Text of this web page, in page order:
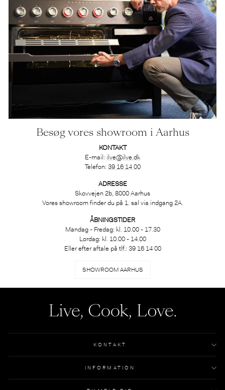
Besøg vores showroom i Aarhus
KONTAKT
E-mail: ilve@ilve.dk
Telefon: 39 16 14 00
ADRESSE
Skovvejen 2b, 8000 Aarhus
Vores showroom finder du på 1. sal via indgang 2A.
ÅBNINGSTIDER
Mandag - Fredag: kl. 10.00 - 17.30
Lørdag: kl. 10.00 - 14.00
Eller efter aftale på tlf.: 39 16 14 00
SHOWROOM AARHUS
KONTAKT
INFORMATION